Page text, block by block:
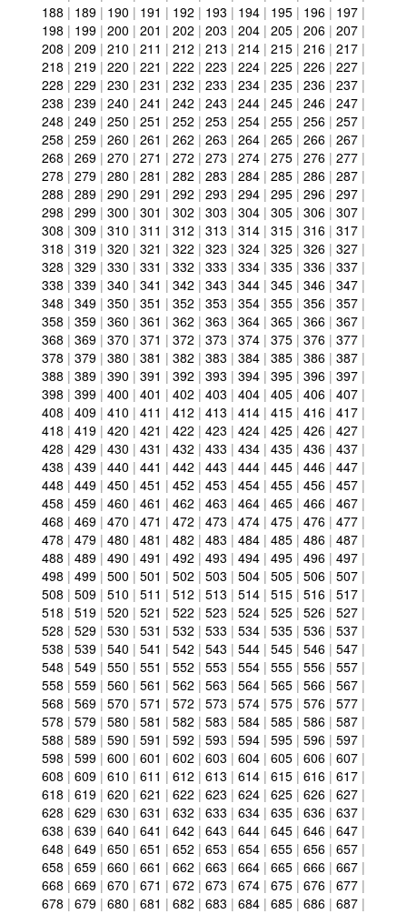
188 | 189 | 190 | 191 | 192 | 193 | 194 | 195 | 196 | 197 |
198 | 199 | 200 | 201 | 202 | 203 | 204 | 205 | 206 | 207 |
208 | 209 | 210 | 211 | 212 | 213 | 214 | 215 | 216 | 217 |
218 | 219 | 220 | 221 | 222 | 223 | 224 | 225 | 226 | 227 |
228 | 229 | 230 | 231 | 232 | 233 | 234 | 235 | 236 | 237 |
238 | 239 | 240 | 241 | 242 | 243 | 244 | 245 | 246 | 247 |
248 | 249 | 250 | 251 | 252 | 253 | 254 | 255 | 256 | 257 |
258 | 259 | 260 | 261 | 262 | 263 | 264 | 265 | 266 | 267 |
268 | 269 | 270 | 271 | 272 | 273 | 274 | 275 | 276 | 277 |
278 | 279 | 280 | 281 | 282 | 283 | 284 | 285 | 286 | 287 |
288 | 289 | 290 | 291 | 292 | 293 | 294 | 295 | 296 | 297 |
298 | 299 | 300 | 301 | 302 | 303 | 304 | 305 | 306 | 307 |
308 | 309 | 310 | 311 | 312 | 313 | 314 | 315 | 316 | 317 |
318 | 319 | 320 | 321 | 322 | 323 | 324 | 325 | 326 | 327 |
328 | 329 | 330 | 331 | 332 | 333 | 334 | 335 | 336 | 337 |
338 | 339 | 340 | 341 | 342 | 343 | 344 | 345 | 346 | 347 |
348 | 349 | 350 | 351 | 352 | 353 | 354 | 355 | 356 | 357 |
358 | 359 | 360 | 361 | 362 | 363 | 364 | 365 | 366 | 367 |
368 | 369 | 370 | 371 | 372 | 373 | 374 | 375 | 376 | 377 |
378 | 379 | 380 | 381 | 382 | 383 | 384 | 385 | 386 | 387 |
388 | 389 | 390 | 391 | 392 | 393 | 394 | 395 | 396 | 397 |
398 | 399 | 400 | 401 | 402 | 403 | 404 | 405 | 406 | 407 |
408 | 409 | 410 | 411 | 412 | 413 | 414 | 415 | 416 | 417 |
418 | 419 | 420 | 421 | 422 | 423 | 424 | 425 | 426 | 427 |
428 | 429 | 430 | 431 | 432 | 433 | 434 | 435 | 436 | 437 |
438 | 439 | 440 | 441 | 442 | 443 | 444 | 445 | 446 | 447 |
448 | 449 | 450 | 451 | 452 | 453 | 454 | 455 | 456 | 457 |
458 | 459 | 460 | 461 | 462 | 463 | 464 | 465 | 466 | 467 |
468 | 469 | 470 | 471 | 472 | 473 | 474 | 475 | 476 | 477 |
478 | 479 | 480 | 481 | 482 | 483 | 484 | 485 | 486 | 487 |
488 | 489 | 490 | 491 | 492 | 493 | 494 | 495 | 496 | 497 |
498 | 499 | 500 | 501 | 502 | 503 | 504 | 505 | 506 | 507 |
508 | 509 | 510 | 511 | 512 | 513 | 514 | 515 | 516 | 517 |
518 | 519 | 520 | 521 | 522 | 523 | 524 | 525 | 526 | 527 |
528 | 529 | 530 | 531 | 532 | 533 | 534 | 535 | 536 | 537 |
538 | 539 | 540 | 541 | 542 | 543 | 544 | 545 | 546 | 547 |
548 | 549 | 550 | 551 | 552 | 553 | 554 | 555 | 556 | 557 |
558 | 559 | 560 | 561 | 562 | 563 | 564 | 565 | 566 | 567 |
568 | 569 | 570 | 571 | 572 | 573 | 574 | 575 | 576 | 577 |
578 | 579 | 580 | 581 | 582 | 583 | 584 | 585 | 586 | 587 |
588 | 589 | 590 | 591 | 592 | 593 | 594 | 595 | 596 | 597 |
598 | 599 | 600 | 601 | 602 | 603 | 604 | 605 | 606 | 607 |
608 | 609 | 610 | 611 | 612 | 613 | 614 | 615 | 616 | 617 |
618 | 619 | 620 | 621 | 622 | 623 | 624 | 625 | 626 | 627 |
628 | 629 | 630 | 631 | 632 | 633 | 634 | 635 | 636 | 637 |
638 | 639 | 640 | 641 | 642 | 643 | 644 | 645 | 646 | 647 |
648 | 649 | 650 | 651 | 652 | 653 | 654 | 655 | 656 | 657 |
658 | 659 | 660 | 661 | 662 | 663 | 664 | 665 | 666 | 667 |
668 | 669 | 670 | 671 | 672 | 673 | 674 | 675 | 676 | 677 |
678 | 679 | 680 | 681 | 682 | 683 | 684 | 685 | 686 | 687 |